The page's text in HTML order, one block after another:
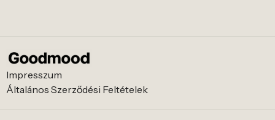
Impresszum
Általános Szerződési Feltételek